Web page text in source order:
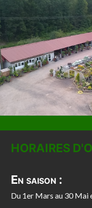
HORAIRES
En saison :
Du 1er Mars au 30